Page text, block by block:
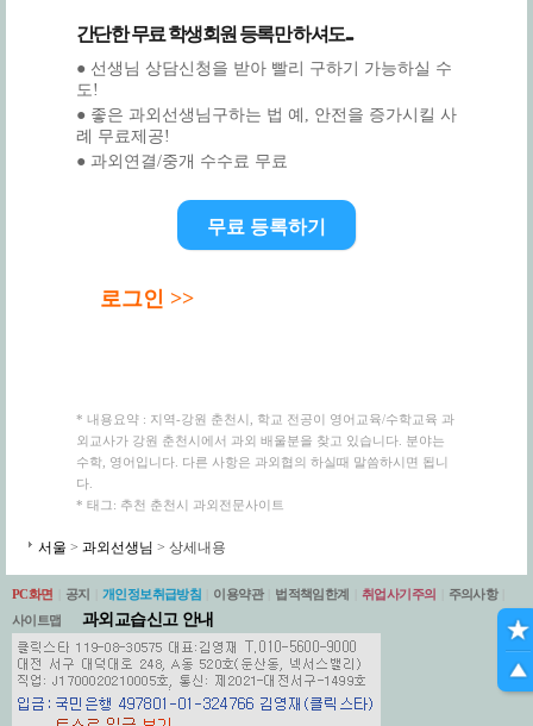
간단한 무료 학생회원 등록만 하셔도...
● 선생님 상담신청을 받아 빨리 구하기 가능하실 수
도!
● 좋은 과외선생님구하는 법 예, 안전을 증가시킬 사
례 무료제공!
● 과외연결/중개 수수료 무료
무료 등록하기
로그인 >>
* 내용요약 : 지역-강원 춘천시, 학교 전공이 영어교육/수학교육 과
외교사가 강원 춘천시에서 과외 배울분을 찾고 있습니다. 분야는
수학, 영어입니다. 다른 사항은 과외협의 하실때 말씀하시면 됩니
다.
* 태그: 추천 춘천시 과외전문사이트
서울 > 과외선생님 > 상세내용
PC화면 공지 개인정보취급방침 이용약관 법적책임한계 취업사기주의 주의사항
사이트맵
과외교습신고 안내